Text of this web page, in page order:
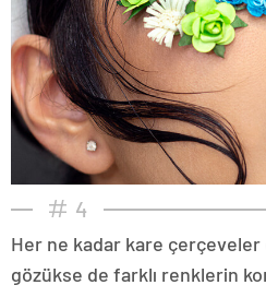
4
Her ne kadar kare
gözükse de farklı renklerin